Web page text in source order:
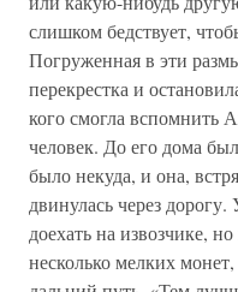
слишком бедствует,
Погруженная в эти
перекрестка и
кого смогла вспомнить
человек. До его дома
было некуда, и она,
двинулась через
доехать на извозчике,
несколько мелких